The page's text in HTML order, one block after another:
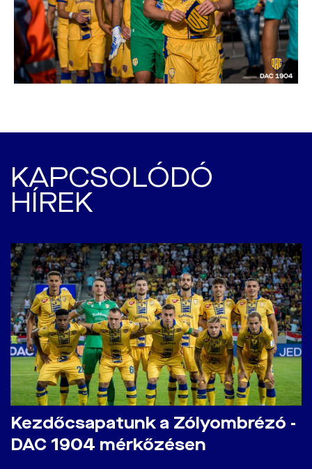
KAPCSOLÓDÓ
HÍREK
Kezdőcsapatunk a Zólyombrézó -
DAC 1904 mérkőzésen